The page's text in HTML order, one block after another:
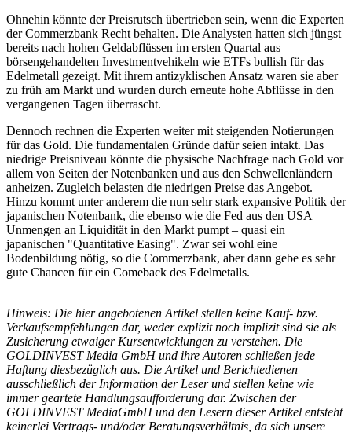
Ohnehin könnte der Preisrutsch übertrieben sein, wenn die Experten
der Commerzbank Recht behalten. Die Analysten hatten sich jüngst
bereits nach hohen Geldabflüssen im ersten Quartal aus
börsengehandelten Investmentvehikeln wie ETFs bullish für das
Edelmetall gezeigt. Mit ihrem antizyklischen Ansatz waren sie aber
zu früh am Markt und wurden durch erneute hohe Abflüsse in den
vergangenen Tagen überrascht.
Dennoch rechnen die Experten weiter mit steigenden Notierungen
für das Gold. Die fundamentalen Gründe dafür seien intakt. Das
niedrige Preisniveau könnte die physische Nachfrage nach Gold vor
allem von Seiten der Notenbanken und aus den Schwellenländern
anheizen. Zugleich belasten die niedrigen Preise das Angebot.
Hinzu kommt unter anderem die nun sehr stark expansive Politik der
japanischen Notenbank, die ebenso wie die Fed aus den USA
Unmengen an Liquidität in den Markt pumpt – quasi ein
japanischen "Quantitative Easing". Zwar sei wohl eine
Bodenbildung nötig, so die Commerzbank, aber dann gebe es sehr
gute Chancen für ein Comeback des Edelmetalls.
Hinweis: Die hier angebotenen Artikel stellen keine Kauf- bzw.
Verkaufsempfehlungen dar, weder explizit noch implizit sind sie als
Zusicherung etwaiger Kursentwicklungen zu verstehen. Die
GOLDINVEST Media GmbH und ihre Autoren schließen jede
Haftung diesbezüglich aus. Die Artikel und Berichtedienen
ausschließlich der Information der Leser und stellen keine wie
immer geartete Handlungsaufforderung dar. Zwischen der
GOLDINVEST MediaGmbH und den Lesern dieser Artikel entsteht
keinerlei Vertrags- und/oder Beratungsverhältnis, da sich unsere